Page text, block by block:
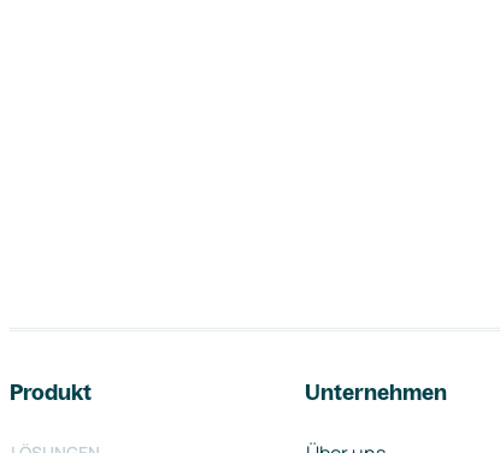
Produkt Unternehmen